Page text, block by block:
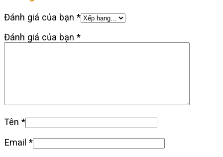
Đánh giá của bạn *
Đánh giá của bạn *
Tên *
Email *